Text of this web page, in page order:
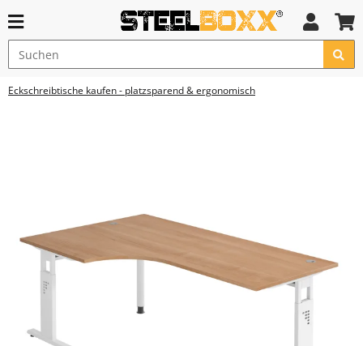
Eckschreibtische kaufen - platzsparend & ergonomisch